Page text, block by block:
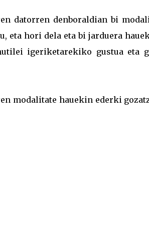
datorren denboraldian bi
eta hori dela eta bi jarduera
igeriketarekiko gustua eta
modalitate hauekin ederki